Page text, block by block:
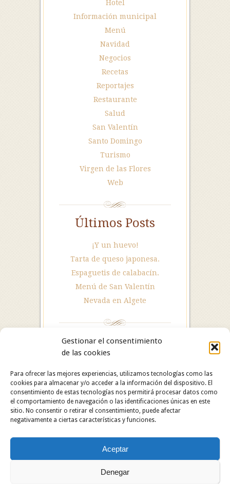
Gestionar el consentimiento
de las cookies
Para ofrecer las mejores experiencias, utilizamos tecnologías como las
cookies para almacenar y/o acceder a la información del dispositivo. El
consentimiento de estas tecnologías nos permitirá procesar datos como
el comportamiento de navegación o las identificaciones únicas en este
sitio. No consentir o retirar el consentimiento, puede afectar
negativamente a ciertas características y funciones.
Aceptar
Denegar
Hotel
Información municipal
Menú
Navidad
Negocios
Recetas
Reportajes
Restaurante
Salud
San Valentín
Santo Domingo
Turismo
Virgen de las Flores
Web
Últimos Posts
¡Y un huevo!
Tarta de queso japonesa.
Espaguetis de calabacín.
Menú de San Valentín
Nevada en Algete
Hotel Restaurante Asador Algete. C/ San Roque, 25.
28110 Algete (Madrid). Hotel: 91 628 29 05 /
Copyright © 2024 Hotel Restaurante Asador Algete.
Todos los derechos reservados.